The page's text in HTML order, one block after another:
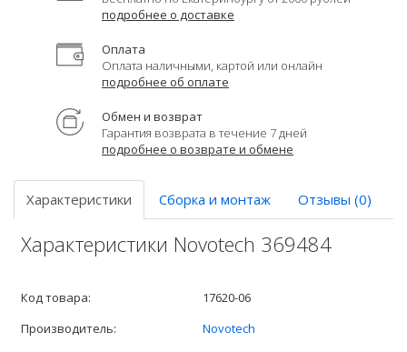
подробнее о доставке
Оплата
Оплата наличными, картой или онлайн
подробнее об оплате
Обмен и возврат
Гарантия возврата в течение 7 дней
подробнее о возврате и обмене
Характеристики Сборка и монтаж Отзывы (0)
Характеристики Novotech 369484
Код товара:
17620-06
Производитель:
Novotech